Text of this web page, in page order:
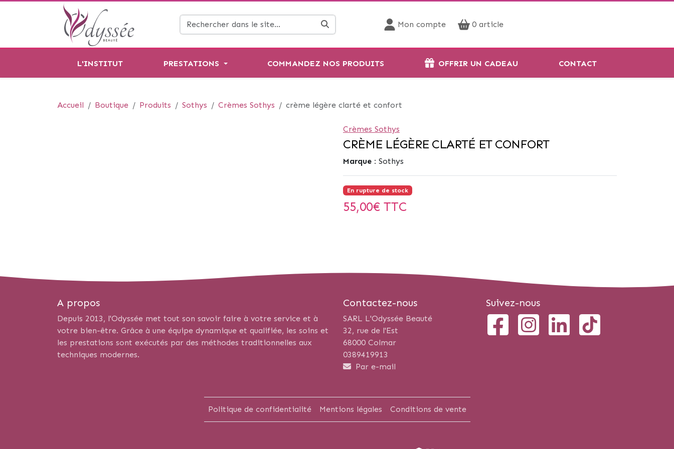
Mon compte 0 article
L'INSTITUT PRESTATIONS COMMANDEZ NOS PRODUITS OFFRIR UN CADEAU CONTACT
Accueil Boutique Produits Sothys Crèmes Sothys crème légère clarté et confort
Crèmes Sothys
CRÈME LÉGÈRE CLARTÉ ET CONFORT
Marque : Sothys
En rupture de stock
55,00€ TTC
A propos
Depuis 2013, l'Odyssée met tout son savoir faire à votre service et à
votre bien-être. Grâce à une équipe dynamique et qualifiée, les soins et
les prestations sont exécutés par des méthodes traditionnelles aux
techniques modernes.
Contactez-nous
SARL L'Odyssée Beauté
32, rue de l'Est
68000 Colmar
0389419913
Par e-mail
Suivez-nous
Politique de confidentialité Mentions légales Conditions de vente